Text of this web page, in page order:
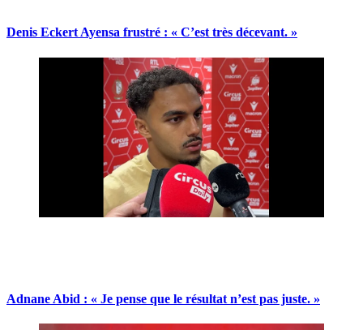
Denis Eckert Ayensa frustré : « C’est très décevant. »
Adnane Abid : « Je pense que le résultat n’est pas juste. »